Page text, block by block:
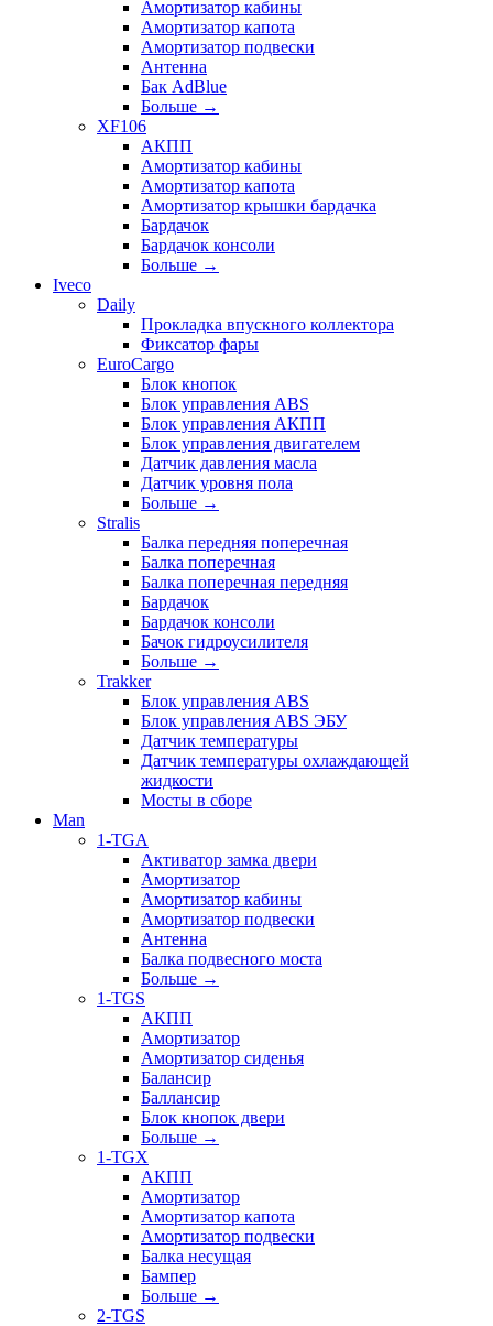
Амортизатор кабины
Амортизатор капота
Амортизатор подвески
Антенна
Бак AdBlue
Больше →
XF106
АКПП
Амортизатор кабины
Амортизатор капота
Амортизатор крышки бардачка
Бардачок
Бардачок консоли
Больше →
Iveco
Daily
Прокладка впускного коллектора
Фиксатор фары
EuroCargo
Блок кнопок
Блок управления ABS
Блок управления АКПП
Блок управления двигателем
Датчик давления масла
Датчик уровня пола
Больше →
Stralis
Балка передняя поперечная
Балка поперечная
Балка поперечная передняя
Бардачок
Бардачок консоли
Бачок гидроусилителя
Больше →
Trakker
Блок управления ABS
Блок управления ABS ЭБУ
Датчик температуры
Датчик температуры охлаждающей
жидкости
Мосты в сборе
Man
1-TGA
Активатор замка двери
Амортизатор
Амортизатор кабины
Амортизатор подвески
Антенна
Балка подвесного моста
Больше →
1-TGS
АКПП
Амортизатор
Амортизатор сиденья
Балансир
Баллансир
Блок кнопок двери
Больше →
1-TGX
АКПП
Амортизатор
Амортизатор капота
Амортизатор подвески
Балка несущая
Бампер
Больше →
2-TGS